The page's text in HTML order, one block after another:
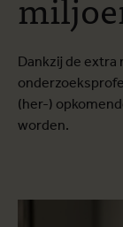
Dankzij de extra
(her-)
worden.